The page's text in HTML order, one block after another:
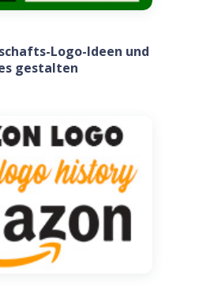
Logo-Ideen und
gestalten